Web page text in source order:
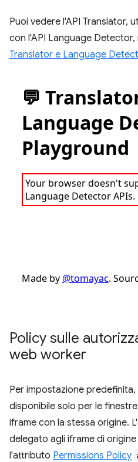
Puoi vedere l'API Translator,
con l'API Language Detector,
Translator e Language
Policy sulle
web worker
Per impostazione predefinita,
disponibile solo per le
iframe con la stessa origine.
delegato agli iframe di
l'attributo Permissions Policy